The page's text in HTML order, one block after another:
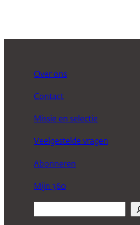
Over ons
Contact
Missie en selectie
Veelgestelde vragen
Abonneren
Mijn 360